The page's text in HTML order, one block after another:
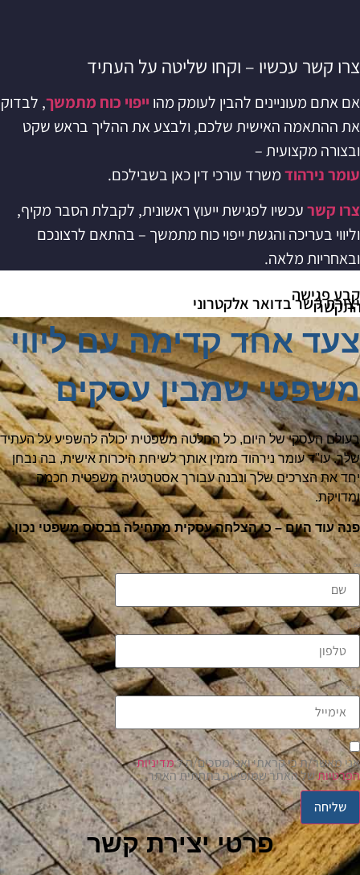
צרו קשר עכשיו – וקחו שליטה על העתיד
אם אתם מעוניינים להבין לעומק מהו ייפוי כוח מתמשך, לבדוק
את ההתאמה האישית שלכם, ולבצע את ההליך בראש שקט
ובצורה מקצועית –
עומר נירהודמשרד עורכי דין כאן בשבילכם.
צרו קשרעכשיו לפגישת ייעוץ ראשונית, לקבלת הסבר מקיף,
וליווי בעריכה והגשת ייפוי כוח מתמשך – בהתאם לרצונכם
ובאחריות מלאה.
קבע פגישה
יצירת קשר בדואר אלקטרוני
צעד אחד קדימה עם ליווי
משפטי שמבין עסקים
בעולם העסקי של היום, כל החלטה משפטית יכולה להשפיע על העתיד
שלך. עו"ד עומר נירהוד מזמין אותך לשיחת היכרות אישית, בה נבחן
יחד את הצרכים שלך ונבנה עבורך אסטרטגיה משפטית חכמה
ומדויקת.
פנה עוד היום – כי הצלחה עסקית מתחילה בבסיס משפטי נכון.
שם
טלפון
אימייל
אני מאשר/ת כי קראתי ואני מסכים/ה למדיניות
הפרטיותשל האתר שמופיעה בתחתית האתר.
שליחה
פרטי יצירת קשר